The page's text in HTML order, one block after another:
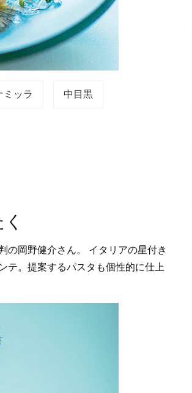
ミッラ 中目黒
の岡野健介さん。 イタリアの星付き
テ。提案するパスタも個性的に仕上